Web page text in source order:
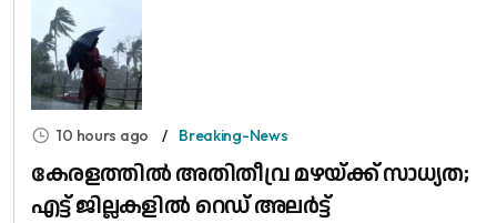
10 hours ago Breaking-News
കേരളത്തിൽ അതിതീവ്ര മഴയ്ക്ക് സാധ്യത;
എട്ട് ജില്ലകളിൽ റെഡ് അലർട്ട്